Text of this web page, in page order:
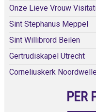
Onze Lieve Vrouw
Sint Stephanus Meppel
Sint Willibrord Beilen
Gertrudiskapel Utrecht
Corneliuskerk
PER